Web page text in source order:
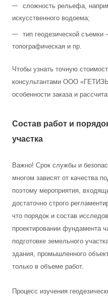
сложность рельефа,
искусственного водоема;
тип геодезической съемки
топографическая и пр.
Чтобы узнать точную
консультантами ООО
особенности заказа и
Состав работ и
участка
Важно! Срок службы и
многом зависят от качества
поэтому мероприятия,
достаточно строго
что порядок и состав
проектировании фундамента
подготовке земельного
здания, промышленного
только в объеме работ.
Процесс изучения